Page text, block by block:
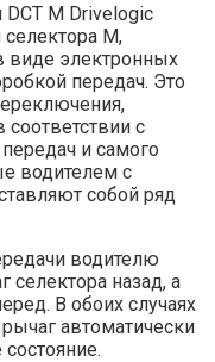
DCT М Drivelogic
M,
электронных
передач. Это
с
и самого
водителем с
собой ряд
водителю
селектора назад, а
В обоих случаях
автоматически